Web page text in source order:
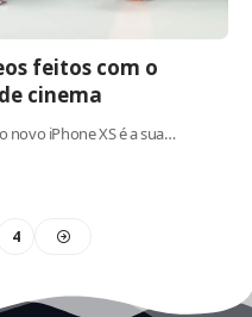
feitos com o
cinema
novo iPhone XS é a sua…
4